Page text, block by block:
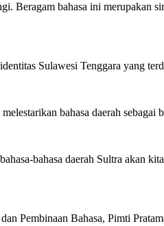
Beragam bahasa ini
Sulawesi Tenggara yang
bahasa daerah
bahasa daerah Sultra akan
Pembinaan Bahasa, Pimti